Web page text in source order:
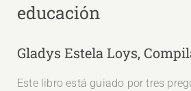
educación
Gladys Estela Loys,
Este libro está guiado por tres